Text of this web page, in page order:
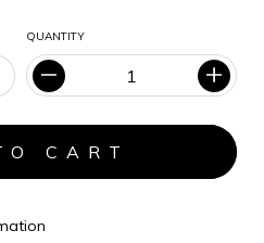
QUANTITY